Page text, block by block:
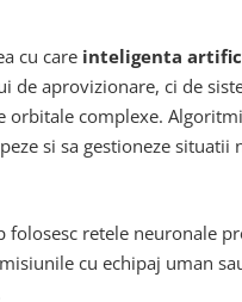
cu care inteligenta
aprovizionare, ci de
complexe.
si sa gestioneze
retele neuronale
cu echipaj uman